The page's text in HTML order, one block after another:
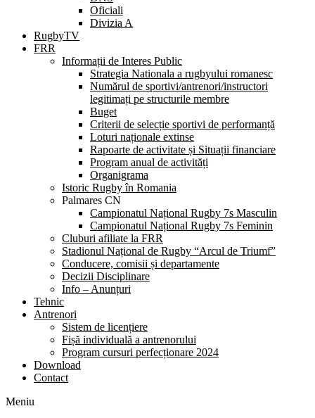
Oficiali
Divizia A
RugbyTV
FRR
Informații de Interes Public
Strategia Nationala a rugbyului romanesc
Numărul de sportivi/antrenori/instructori
legitimați pe structurile membre
Buget
Criterii de selecție sportivi de performanță
Loturi naționale extinse
Rapoarte de activitate și Situații financiare
Program anual de activități
Organigrama
Istoric Rugby în Romania
Palmares CN
Campionatul Național Rugby 7s Masculin
Campionatul Național Rugby 7s Feminin
Cluburi afiliate la FRR
Stadionul Național de Rugby “Arcul de Triumf”
Conducere, comisii și departamente
Decizii Disciplinare
Info – Anunțuri
Tehnic
Antrenori
Sistem de licențiere
Fișă individuală a antrenorului
Program cursuri perfecționare 2024
Download
Contact
Meniu